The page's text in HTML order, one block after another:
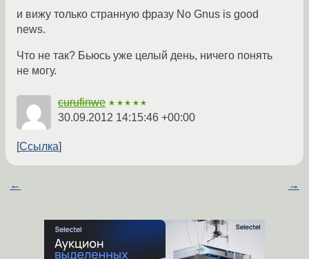
и вижу только странную фразу No Gnus is good
news.
Что не так? Бьюсь уже целый день, ничего понять
не могу.
curufinwe ★★★★★
30.09.2012 14:15:46 +00:00
Ссылка
← →